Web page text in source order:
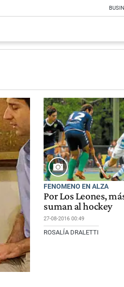
FENOMENO EN ALZA
Por Los Leones,
suman al hockey
27-08-2016 00:49
ROSALÍA DRALETTI